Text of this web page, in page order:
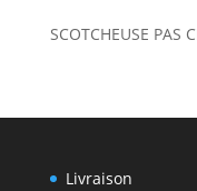
SCOTCHEUSE PAS
Livraison